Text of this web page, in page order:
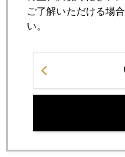
2014年10月24日
個人投資家もヘッジファ
2014年10月22日
ご了解いただける場
い。